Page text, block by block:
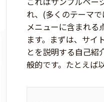
れ、(多くのテーマ
メニューに含まれる
ます。まずは、サイ
とを説明する自己紹
般的です。たとえば